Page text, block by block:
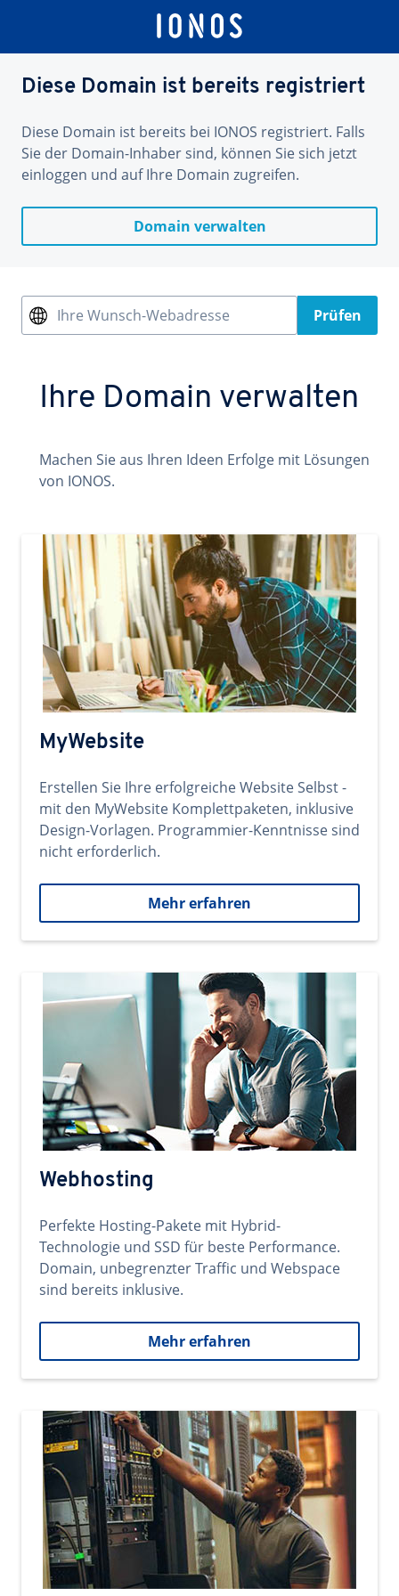
Diese Domain ist bereits registriert
Diese Domain ist bereits bei IONOS registriert. Falls
Sie der Domain-Inhaber sind, können Sie sich jetzt
einloggen und auf Ihre Domain zugreifen.
Domain verwalten
Ihre Wunsch-Webadresse Prüfen
Ihre Domain verwalten
Machen Sie aus Ihren Ideen Erfolge mit Lösungen
von IONOS.
MyWebsite
Erstellen Sie Ihre erfolgreiche Website Selbst -
mit den MyWebsite Komplettpaketen, inklusive
Design-Vorlagen. Programmier-Kenntnisse sind
nicht erforderlich.
Mehr erfahren
Webhosting
Perfekte Hosting-Pakete mit Hybrid-
Technologie und SSD für beste Performance.
Domain, unbegrenzter Traffic und Webspace
sind bereits inklusive.
Mehr erfahren